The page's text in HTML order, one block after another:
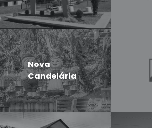
Nova
Candelária